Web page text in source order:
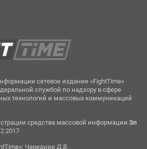
сетевое издание «FightTime»
службой по надзору в сфере
технологий и массовых коммуникаций
средства массовой информации Эл
Чередник Д.В.